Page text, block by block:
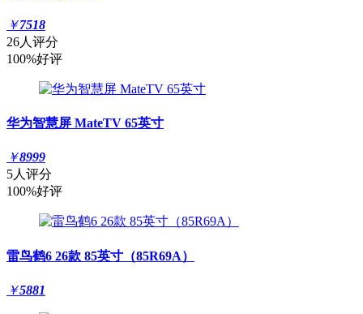
￥7518
26人评分
100%好评
华为智慧屏 MateTV 65英寸
￥8999
5人评分
100%好评
雷鸟鹤6 26款 85英寸（85R69A）
￥5881